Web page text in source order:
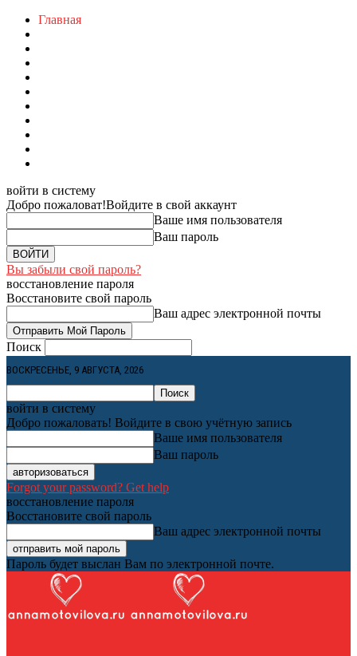
Главная
войти в систему
Добро пожаловат!Войдите в свой аккаунт
Ваше имя пользователя
Ваш пароль
Вы забыли свой пароль?
восстановление пароля
Восстановите свой пароль
Ваш адрес электронной почты
Поиск
ВОСКРЕСЕНЬЕ, 9 АВГУСТА, 2026
войти в систему
Добро пожаловать! Войдите в свою учётную запись
Ваше имя пользователя
Ваш пароль
Forgot your password? Get help
восстановление пароля
Восстановите свой пароль
Ваш адрес электронной почты
Пароль будет выслан Вам по электронной почте.